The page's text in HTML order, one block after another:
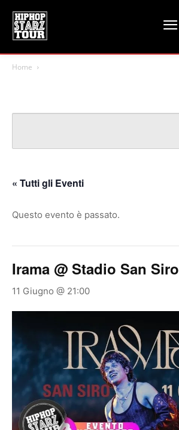
Home
« Tutti gli Eventi
Questo evento è passato.
Irama @ Stadio San
11 Giugno @ 21:00